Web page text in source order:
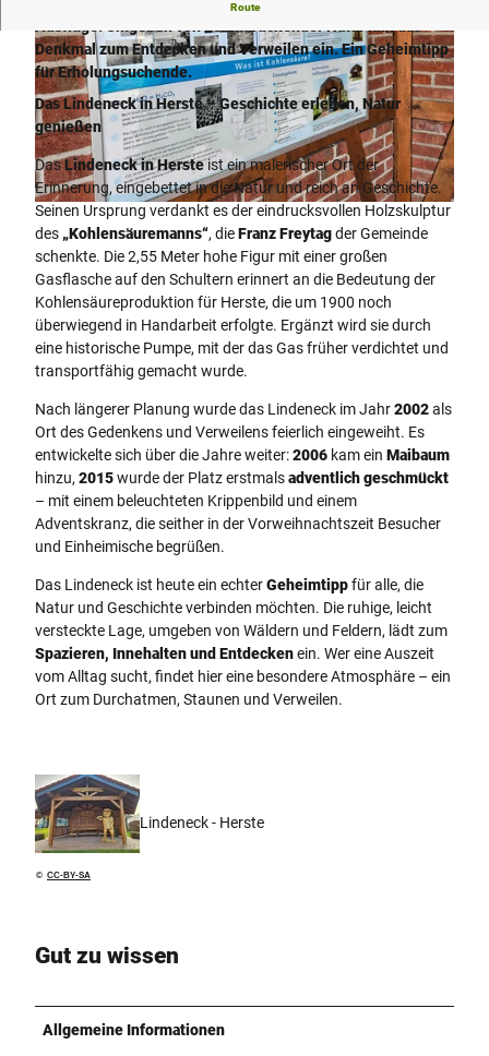
©CC-BY-SA
© CC-BY-SA
Route
Denkmal zum Entdecken und Verweilen ein. Ein Geheimtipp
für Erholungsuchende.
Das Lindeneck in Herste – Geschichte erleben, Natur
genießen
DasLindeneck in Hersteist ein malerischer Ort der
Erinnerung, eingebettet in die Natur und reich an Geschichte.
Seinen Ursprung verdankt es der eindrucksvollen Holzskulptur
des „Kohlensäuremanns“, dieFranz Freytagder Gemeinde
schenkte. Die 2,55 Meter hohe Figur mit einer großen
Gasflasche auf den Schultern erinnert an die Bedeutung der
Kohlensäureproduktion für Herste, die um 1900 noch
überwiegend in Handarbeit erfolgte. Ergänzt wird sie durch
eine historische Pumpe, mit der das Gas früher verdichtet und
transportfähig gemacht wurde.
Nach längerer Planung wurde das Lindeneck im Jahr2002als
Ort des Gedenkens und Verweilens feierlich eingeweiht. Es
entwickelte sich über die Jahre weiter:2006 kam ein Maibaum
hinzu, 2015wurde der Platz erstmalsadventlich geschmückt
– mit einem beleuchteten Krippenbild und einem
Adventskranz, die seither in der Vorweihnachtszeit Besucher
und Einheimische begrüßen.
Das Lindeneck ist heute ein echterGeheimtippfür alle, die
Natur und Geschichte verbinden möchten. Die ruhige, leicht
versteckte Lage, umgeben von Wäldern und Feldern, lädt zum
Spazieren, Innehalten und Entdeckenein. Wer eine Auszeit
vom Alltag sucht, findet hier eine besondere Atmosphäre – ein
Ort zum Durchatmen, Staunen und Verweilen.
© CC-BY-SA
Lindeneck - Herste
Gut zu wissen
Allgemeine Informationen